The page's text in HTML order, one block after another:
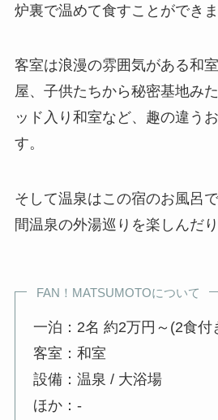
炉裏で温めて食すことができま
客室は浪漫の雰囲気がある和
屋、子供たちから秘密基地み
ッド入り和室など、趣の違う
す。
そして温泉はこの宿のお風呂
間温泉の外湯巡りを楽しんだ
FAN！MATSUMOTOについて
一泊：2名 約2万円～(2食付
客室：和室
設備：温泉 / 大浴場
ほか：-